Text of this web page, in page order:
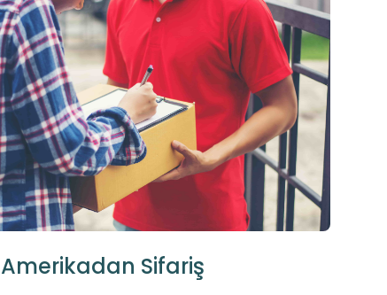
Amerikadan Sifariş